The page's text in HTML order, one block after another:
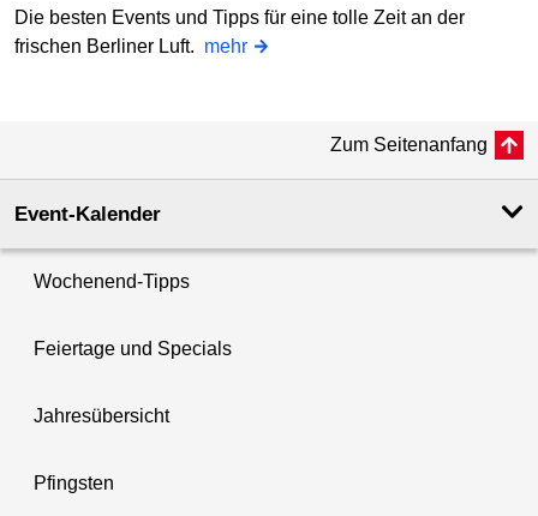
Die besten Events und Tipps für eine tolle Zeit an der
frischen Berliner Luft. mehr
Zum Seitenanfang
Event-Kalender
Wochenend-Tipps
Feiertage und Specials
Jahresübersicht
Pfingsten